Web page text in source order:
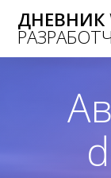
ДНЕВНИК